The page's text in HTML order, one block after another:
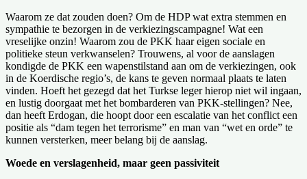
Waarom ze dat zouden doen? Om de HDP wat extra stemmen en
sympathie te bezorgen in de verkiezingscampagne! Wat een
vreselijke onzin! Waarom zou de PKK haar eigen sociale en
politieke steun verkwanselen? Trouwens, al voor de aanslagen
kondigde de PKK een wapenstilstand aan om de verkiezingen, ook
in de Koerdische regio’s, de kans te geven normaal plaats te laten
vinden. Hoeft het gezegd dat het Turkse leger hierop niet wil ingaan,
en lustig doorgaat met het bombarderen van PKK-stellingen? Nee,
dan heeft Erdogan, die hoopt door een escalatie van het conflict een
positie als “dam tegen het terrorisme” en man van “wet en orde” te
kunnen versterken, meer belang bij de aanslag.
Woede en verslagenheid, maar geen passiviteit